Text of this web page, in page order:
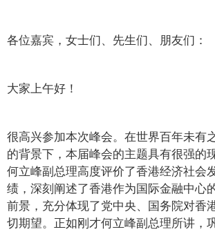
各位嘉宾，女士们、先生们、朋友们：
大家上午好！
很高兴参加本次峰会。在世界百年未有
的背景下，本届峰会的主题具有很强的
何立峰副总理高度评价了香港经济社会
绩，深刻阐述了香港作为国际金融中心
前景，充分体现了党中央、国务院对香
切期望。正如刚才何立峰副总理所讲，